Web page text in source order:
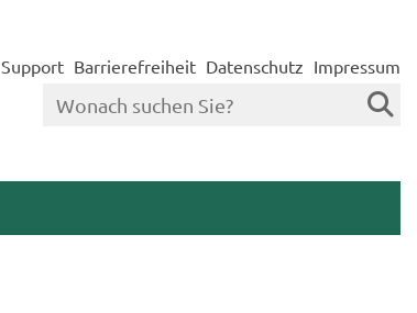
Support Barrierefreiheit Datenschutz Impressum